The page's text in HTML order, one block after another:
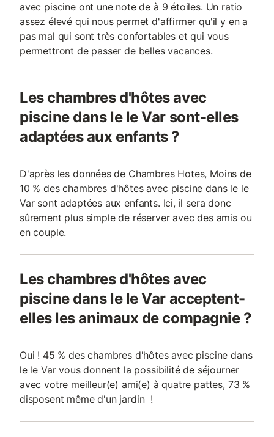
avec piscine ont une note de à 9 étoiles. Un ratio
assez élevé qui nous permet d'affirmer qu'il y en a
pas mal qui sont très confortables et qui vous
permettront de passer de belles vacances.
Les chambres d'hôtes avec
piscine dans le le Var sont-elles
adaptées aux enfants ?
D'après les données de Chambres Hotes, Moins de
10 % des chambres d'hôtes avec piscine dans le le
Var sont adaptées aux enfants. Ici, il sera donc
sûrement plus simple de réserver avec des amis ou
en couple.
Les chambres d'hôtes avec
piscine dans le le Var acceptent-
elles les animaux de compagnie ?
Oui ! 45 % des chambres d'hôtes avec piscine dans
le le Var vous donnent la possibilité de séjourner
avec votre meilleur(e) ami(e) à quatre pattes, 73 %
disposent même d'un jardin !